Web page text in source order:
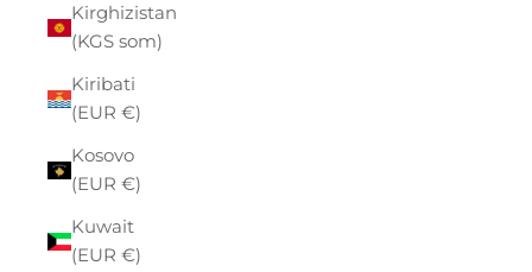
Kirghizistan
(KGS som)
Kiribati
(EUR €)
Kosovo
(EUR €)
Kuwait
(EUR €)